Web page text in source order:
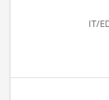
IT/